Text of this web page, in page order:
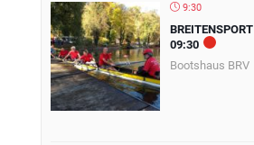
9:30
09:30
Bootshaus BRV